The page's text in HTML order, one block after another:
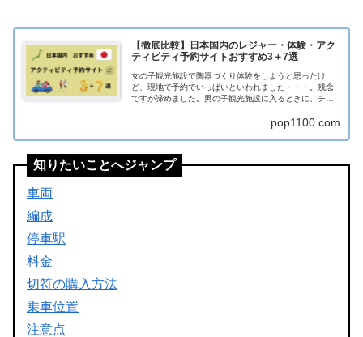
【徹底比較】日本国内のレジャー・体験・アク
ティビティ予約サイトおすすめ3＋7選
女の子観光施設で陶器づくり体験をしようと思ったけ
ど、現地で予約でいっぱいといわれました・・・。残念
ですが諦めました。男の子観光施設に入るときに、チケ
の？？ぽっぷあらかじめネットで予約してしま...
pop1100.com
知りたいことへジャンプ
車両
編成
停車駅
料金
切符の購入方法
乗車位置
注意点